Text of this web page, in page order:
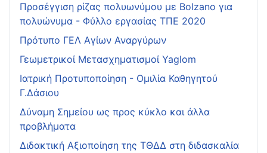
Προσέγγιση ρίζας πολυωνύμου με Bolzano για
πολυώνυμα - Φύλλο εργασίας ΤΠΕ 2020
Πρότυπο ΓΕΛ Αγίων Αναργύρων
Γεωμετρικοί Μετασχηματισμοί Yaglom
Ιατρική Προτυποποίηση - Ομιλία Καθηγητού
Γ.Δάσιου
Δύναμη Σημείου ως προς κύκλο και άλλα
προβλήματα
Διδακτική Αξιοποίηση της ΤΘΔΔ στη διδασκαλία